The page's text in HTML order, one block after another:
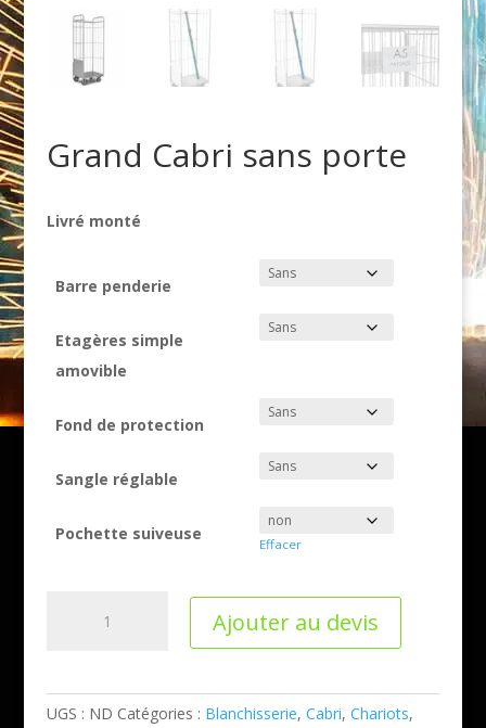
Grand Cabri sans porte
Livré monté
Barre penderie
Etagères simple
amovible
Fond de protection
Sangle réglable
Pochette suiveuse
Effacer
Ajouter au devis
UGS : ND Catégories : Blanchisserie, Cabri, Chariots,